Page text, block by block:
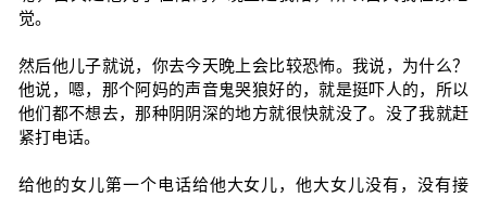
觉。
然后他儿子就说，你去今天晚上会比较恐怖。我说，为什么？
他说，嗯，那个阿妈的声音鬼哭狼好的，就是挺吓人的，所以
他们都不想去，那种阴阴深的地方就很快就没了。没了我就赶
紧打电话。
给他的女儿第一个电话给他大女儿，他大女儿没有，没有接